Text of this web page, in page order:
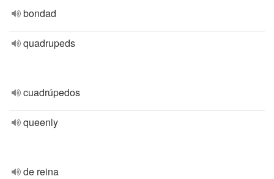
bondad
quadrupeds
cuadrúpedos
queenly
de reina